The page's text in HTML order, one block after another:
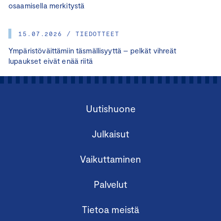
osaamisella merkitystä
15.07.2026 / TIEDOTTEET
Ympäristöväittämiin täsmällisyyttä – pelkät vihreät
lupaukset eivät enää riitä
Uutishuone
Julkaisut
Vaikuttaminen
Palvelut
Tietoa meistä